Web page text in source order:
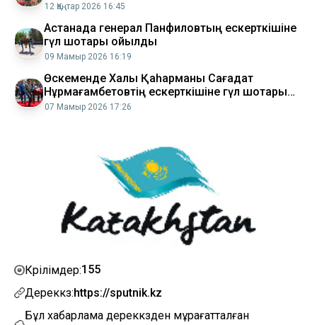
12 Қаңтар 2026 16:45
Астанада генерал Панфиловтың ескерткішіне
гүл шоқтары қойылды
09 Мамыр 2026 16:19
Өскеменде Халық Қаһарманы Сағадат
Нұрмағамбетовтің ескерткішіне гүл шоқтары
қойылды
07 Мамыр 2026 17:26
Көрілімдер:155
Дереккөз:https://sputnik.kz
Бұл хабарлама дереккөзден мұрағатталған